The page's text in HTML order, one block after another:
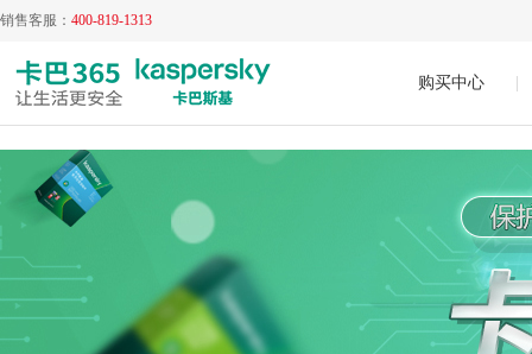
销售客服： 400-819-1313
购买中心